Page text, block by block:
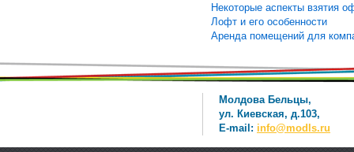
Некоторые аспекты взятия
Лофт и его особенности
Аренда помещений для
Молдова Бельцы,
ул. Киевская, д.103,
E-mail: info@modls.ru